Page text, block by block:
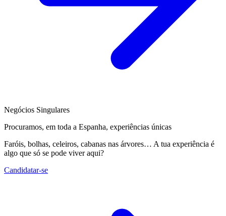
Negócios Singulares
Procuramos, em toda a Espanha, experiências únicas
Faróis, bolhas, celeiros, cabanas nas árvores… A tua experiência é
algo que só se pode viver aqui?
Candidatar-se